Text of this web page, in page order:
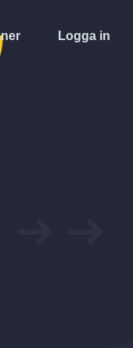
Logga in